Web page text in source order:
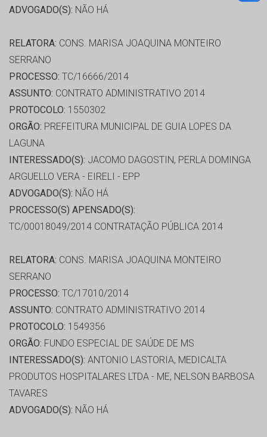
ADVOGADO(S): NÃO HÁ
RELATORA: CONS. MARISA JOAQUINA MONTEIRO
SERRANO
PROCESSO: TC/16666/2014
ASSUNTO: CONTRATO ADMINISTRATIVO 2014
PROTOCOLO: 1550302
ORGÃO: PREFEITURA MUNICIPAL DE GUIA LOPES DA
LAGUNA
INTERESSADO(S): JACOMO DAGOSTIN, PERLA DOMINGA
ARGUELLO VERA - EIRELI - EPP
ADVOGADO(S): NÃO HÁ
PROCESSO(S) APENSADO(S):
TC/00018049/2014 CONTRATAÇÃO PÚBLICA 2014
RELATORA: CONS. MARISA JOAQUINA MONTEIRO
SERRANO
PROCESSO: TC/17010/2014
ASSUNTO: CONTRATO ADMINISTRATIVO 2014
PROTOCOLO: 1549356
ORGÃO: FUNDO ESPECIAL DE SAÚDE DE MS
INTERESSADO(S): ANTONIO LASTORIA, MEDICALTA
PRODUTOS HOSPITALARES LTDA - ME, NELSON BARBOSA
TAVARES
ADVOGADO(S): NÃO HÁ